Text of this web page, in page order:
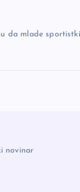
da mlade
novinar